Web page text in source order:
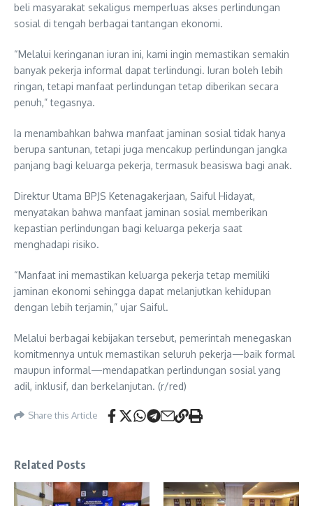
beli masyarakat sekaligus memperluas akses perlindungan
sosial di tengah berbagai tantangan ekonomi.
“Melalui keringanan iuran ini, kami ingin memastikan semakin
banyak pekerja informal dapat terlindungi. Iuran boleh lebih
ringan, tetapi manfaat perlindungan tetap diberikan secara
penuh,” tegasnya.
Ia menambahkan bahwa manfaat jaminan sosial tidak hanya
berupa santunan, tetapi juga mencakup perlindungan jangka
panjang bagi keluarga pekerja, termasuk beasiswa bagi anak.
Direktur Utama BPJS Ketenagakerjaan, Saiful Hidayat,
menyatakan bahwa manfaat jaminan sosial memberikan
kepastian perlindungan bagi keluarga pekerja saat
menghadapi risiko.
“Manfaat ini memastikan keluarga pekerja tetap memiliki
jaminan ekonomi sehingga dapat melanjutkan kehidupan
dengan lebih terjamin,” ujar Saiful.
Melalui berbagai kebijakan tersebut, pemerintah menegaskan
komitmennya untuk memastikan seluruh pekerja—baik formal
maupun informal—mendapatkan perlindungan sosial yang
adil, inklusif, dan berkelanjutan. (r/red)
Share this Article
Related Posts